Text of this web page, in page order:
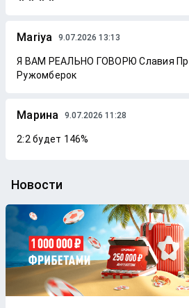
Mariya 9.07.2026 13:13
Я ВАМ РЕАЛЬНО ГОВОРЮ Славия
Ружомберок
Марина 9.07.2026 11:28
2:2 будет 146%
Новости